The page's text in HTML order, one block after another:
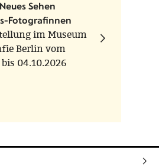
Sehen
Fotografinnen
im Museum
Berlin vom
04.10.2026